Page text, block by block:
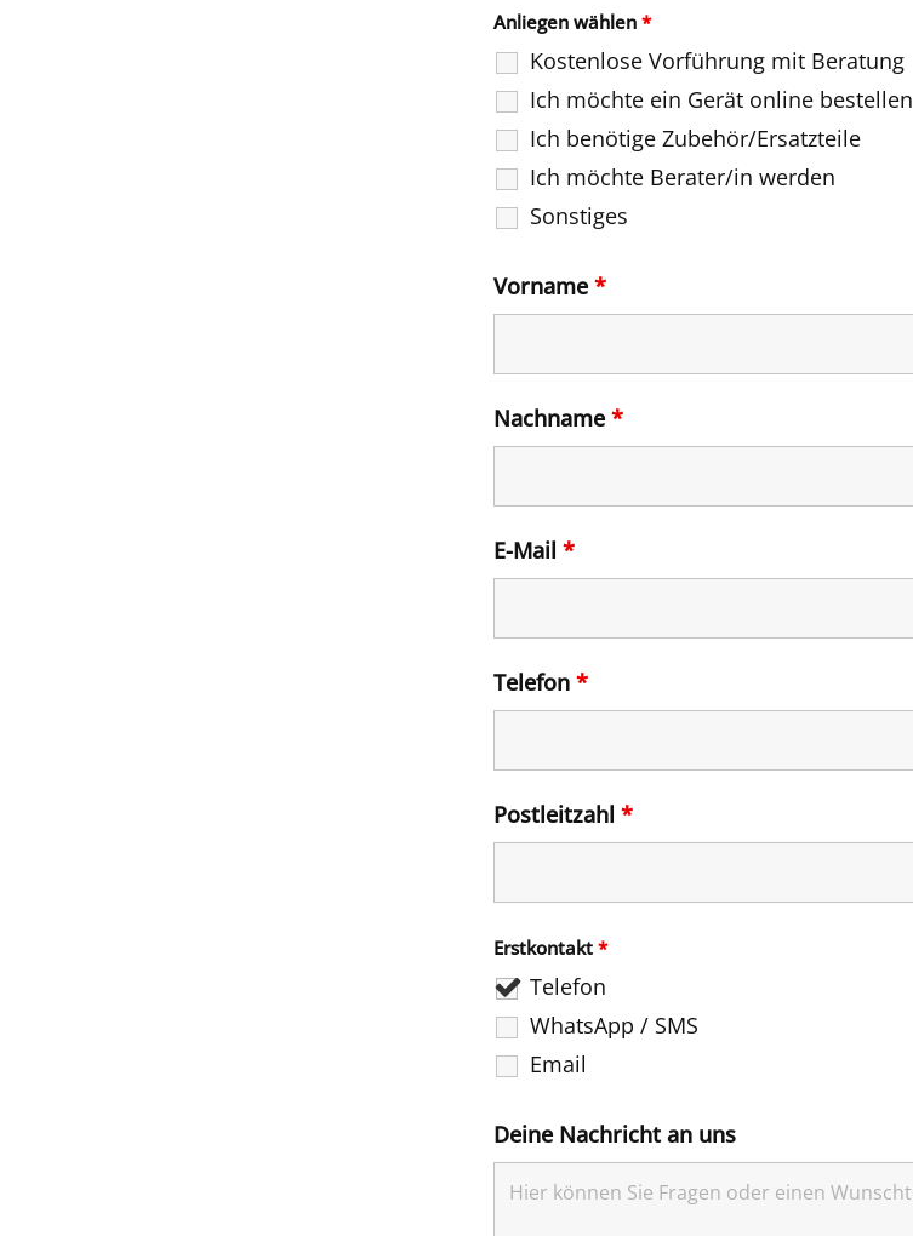
Anliegen wählen *
Kostenlose Vorführung mit Beratung
Ich möchte ein Gerät online bestellen
Ich benötige Zubehör/Ersatzteile
Ich möchte Berater/in werden
Sonstiges
Vorname *
Nachname *
E-Mail *
Telefon *
Postleitzahl *
Erstkontakt *
Telefon
WhatsApp / SMS
Email
Deine Nachricht an uns